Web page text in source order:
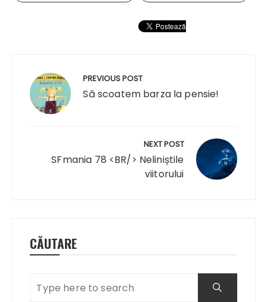
articole
PREVIOUS POST
Să scoatem barza la pensie!
NEXT POST
SFmania 78 <BR/> Neliniștile
viitorului
CĂUTARE